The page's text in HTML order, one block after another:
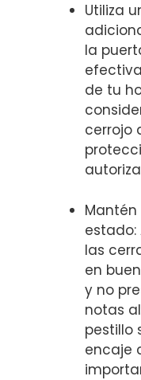
Utiliza
la⁣
de tu
cerrojo
las
en
⁢y ⁢no
notas‍
⁤pestillo
encaje